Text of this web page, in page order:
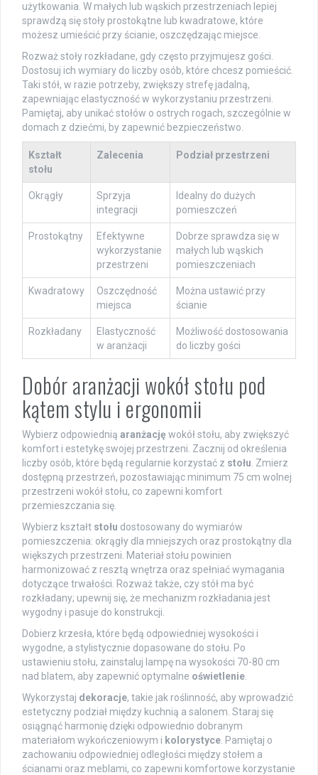
użytkowania. W małych lub wąskich przestrzeniach lepiej
sprawdzą się stoły prostokątne lub kwadratowe, które
możesz umieścić przy ścianie, oszczędzając miejsce.
Rozważ stoły rozkładane, gdy często przyjmujesz gości.
Dostosuj ich wymiary do liczby osób, które chcesz pomieścić.
Taki stół, w razie potrzeby, zwiększy strefę jadalną,
zapewniając elastyczność w wykorzystaniu przestrzeni.
Pamiętaj, aby unikać stołów o ostrych rogach, szczególnie w
domach z dziećmi, by zapewnić bezpieczeństwo.
Kształt
stołu
Zalecenia Podział przestrzeni
Okrągły
Sprzyja
integracji
Idealny do dużych
pomieszczeń
Prostokątny
Efektywne
wykorzystanie
przestrzeni
Dobrze sprawdza się w
małych lub wąskich
pomieszczeniach
Kwadratowy
Oszczędność
miejsca
Można ustawić przy
ścianie
Rozkładany
Elastyczność
w aranżacji
Możliwość dostosowania
do liczby gości
Dobór aranżacji wokół stołu pod
kątem stylu i ergonomii
Wybierz odpowiednią aranżację wokół stołu, aby zwiększyć
komfort i estetykę swojej przestrzeni. Zacznij od określenia
liczby osób, które będą regularnie korzystać z stołu . Zmierz
dostępną przestrzeń, pozostawiając minimum 75 cm wolnej
przestrzeni wokół stołu, co zapewni komfort
przemieszczania się.
Wybierz kształt stołu dostosowany do wymiarów
pomieszczenia: okrągły dla mniejszych oraz prostokątny dla
większych przestrzeni. Materiał stołu powinien
harmonizować z resztą wnętrza oraz spełniać wymagania
dotyczące trwałości. Rozważ także, czy stół ma być
rozkładany; upewnij się, że mechanizm rozkładania jest
wygodny i pasuje do konstrukcji.
Dobierz krzesła, które będą odpowiedniej wysokości i
wygodne, a stylistycznie dopasowane do stołu. Po
ustawieniu stołu, zainstaluj lampę na wysokości 70-80 cm
nad blatem, aby zapewnić optymalne oświetlenie
Wykorzystaj dekoracje, takie jak roślinność, aby wprowadzić
estetyczny podział między kuchnią a salonem. Staraj się
osiągnąć harmonię dzięki odpowiednio dobranym
materiałom wykończeniowym i kolorystyce . Pamiętaj o
zachowaniu odpowiedniej odległości między stołem a
ścianami oraz meblami, co zapewni komfortowe korzystanie